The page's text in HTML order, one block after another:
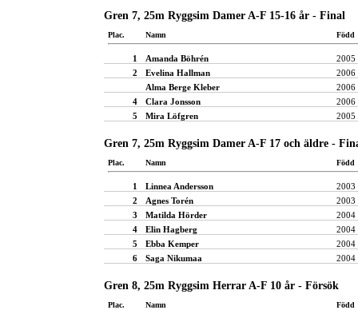
Gren 7, 25m Ryggsim Damer A-F 15-16 år - Final
Plac. Namn Född
1 Amanda Böhrén
2005
2
Evelina Hallman
2006
Alma Berge Kleber
2006
4
Clara Jonsson
2006
5
Mira Löfgren 2005
Gren 7, 25m Ryggsim Damer A-F 17 och äldre -
Plac. Namn Född
1 Linnea Andersson
2003
2
Agnes Torén
2003
3
Matilda Hörder
2004
4
Elin Hagberg
2004
5
Ebba Kemper
2004
6
Saga Nikumaa 2004
Gren 8, 25m Ryggsim Herrar A-F 10 år - Försök
Plac. Namn Född